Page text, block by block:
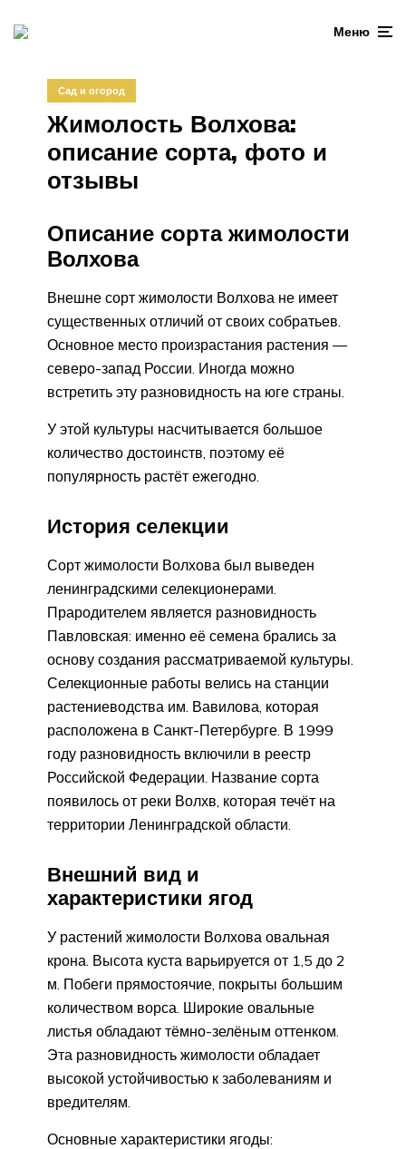
Меню
Сад и огород
Жимолость Волхова:
описание сорта, фото и
отзывы
Описание сорта жимолости
Волхова
Внешне сорт жимолости Волхова не имеет
существенных отличий от своих собратьев.
Основное место произрастания растения —
северо-запад России. Иногда можно
встретить эту разновидность на юге страны.
У этой культуры насчитывается большое
количество достоинств, поэтому её
популярность растёт ежегодно.
История селекции
Сорт жимолости Волхова был выведен
ленинградскими селекционерами.
Прародителем является разновидность
Павловская: именно её семена брались за
основу создания рассматриваемой культуры.
Селекционные работы велись на станции
растениеводства им. Вавилова, которая
расположена в Санкт-Петербурге. В 1999
году разновидность включили в реестр
Российской Федерации. Название сорта
появилось от реки Волхв, которая течёт на
территории Ленинградской области.
Внешний вид и
характеристики ягод
У растений жимолости Волхова овальная
крона. Высота куста варьируется от 1,5 до 2
м. Побеги прямостоячие, покрыты большим
количеством ворса. Широкие овальные
листья обладают тёмно-зелёным оттенком.
Эта разновидность жимолости обладает
высокой устойчивостью к заболеваниям и
вредителям.
Основные характеристики ягоды: